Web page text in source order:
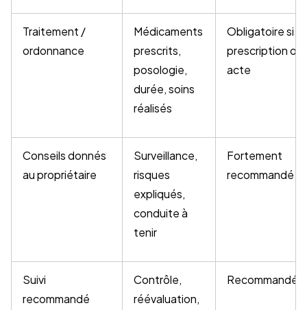
Traitement /
ordonnance
Médicaments
prescrits,
posologie,
durée, soins
réalisés
Obligatoire si
prescription ou
acte
Conseils donnés
au propriétaire
Surveillance,
risques
expliqués,
conduite à
tenir
Fortement
recommandé
Suivi
recommandé
Contrôle,
réévaluation,
Recommandé